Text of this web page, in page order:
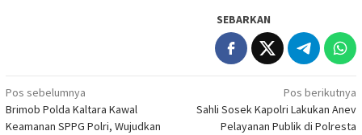
SEBARKAN
Navigasi
pos
Pos sebelumnya
Brimob Polda Kaltara Kawal
Keamanan SPPG Polri, Wujudkan
Pos berikutnya
Sahli Sosek Kapolri Lakukan Anev
Pelayanan Publik di Polresta